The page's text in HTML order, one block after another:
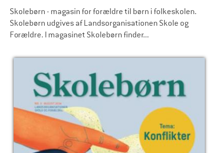
Skolebørn - magasin for forældre til børn i folkeskolen.
Skolebørn udgives af Landsorganisationen Skole og
Forældre. I magasinet Skolebørn finder...